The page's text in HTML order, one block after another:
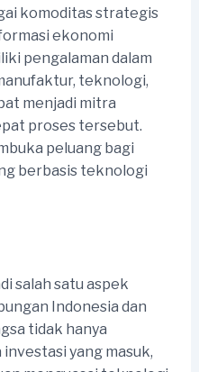
komoditas strategis
ekonomi
pengalaman dalam
teknologi,
menjadi mitra
proses tersebut.
peluang bagi
berbasis teknologi
salah satu aspek
Indonesia dan
tidak hanya
yang masuk,